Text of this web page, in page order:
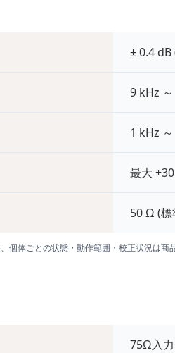
± 0.4 dB
9 kHz
1 kHz
最大
50 Ω (
体ごとの状態・動作範囲・校正状況は商
75Ω入